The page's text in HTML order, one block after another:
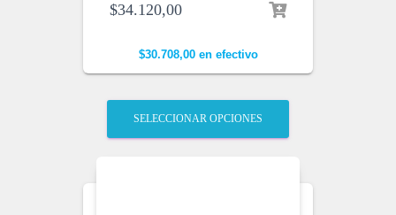
$34.120,00
$30.708,00en efectivo
SELECCIONAR OPCIONES